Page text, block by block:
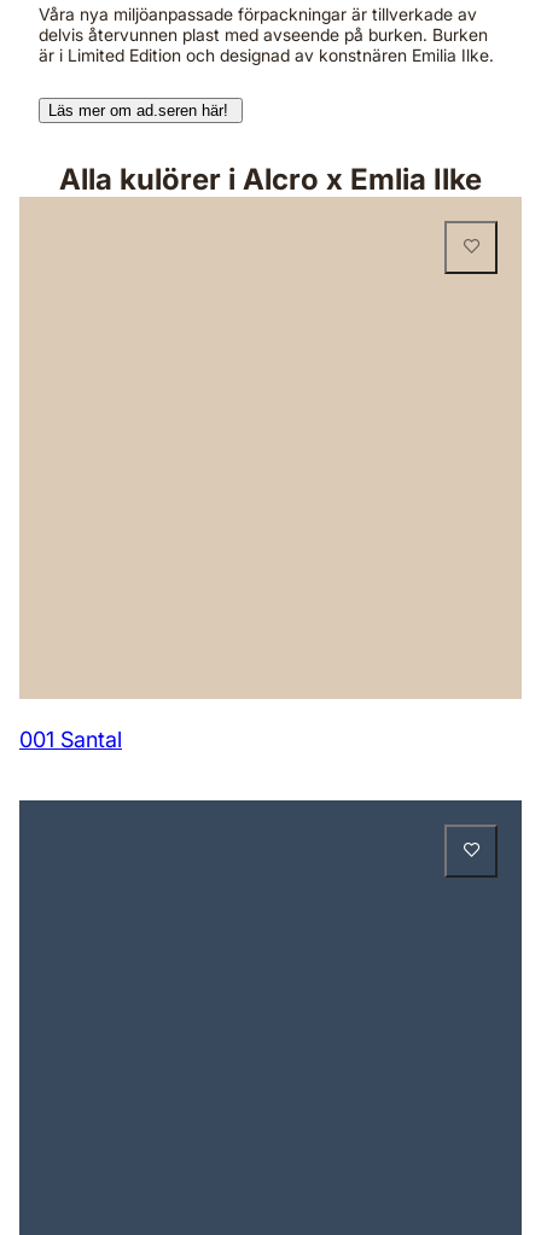
Våra nya miljöanpassade förpackningar är tillverkade av
delvis återvunnen plast med avseende på burken. Burken
är i Limited Edition och designad av konstnären Emilia Ilke.
Läs mer om ad.seren här!
Alla kulörer i Alcro x Emlia Ilke
001 Santal